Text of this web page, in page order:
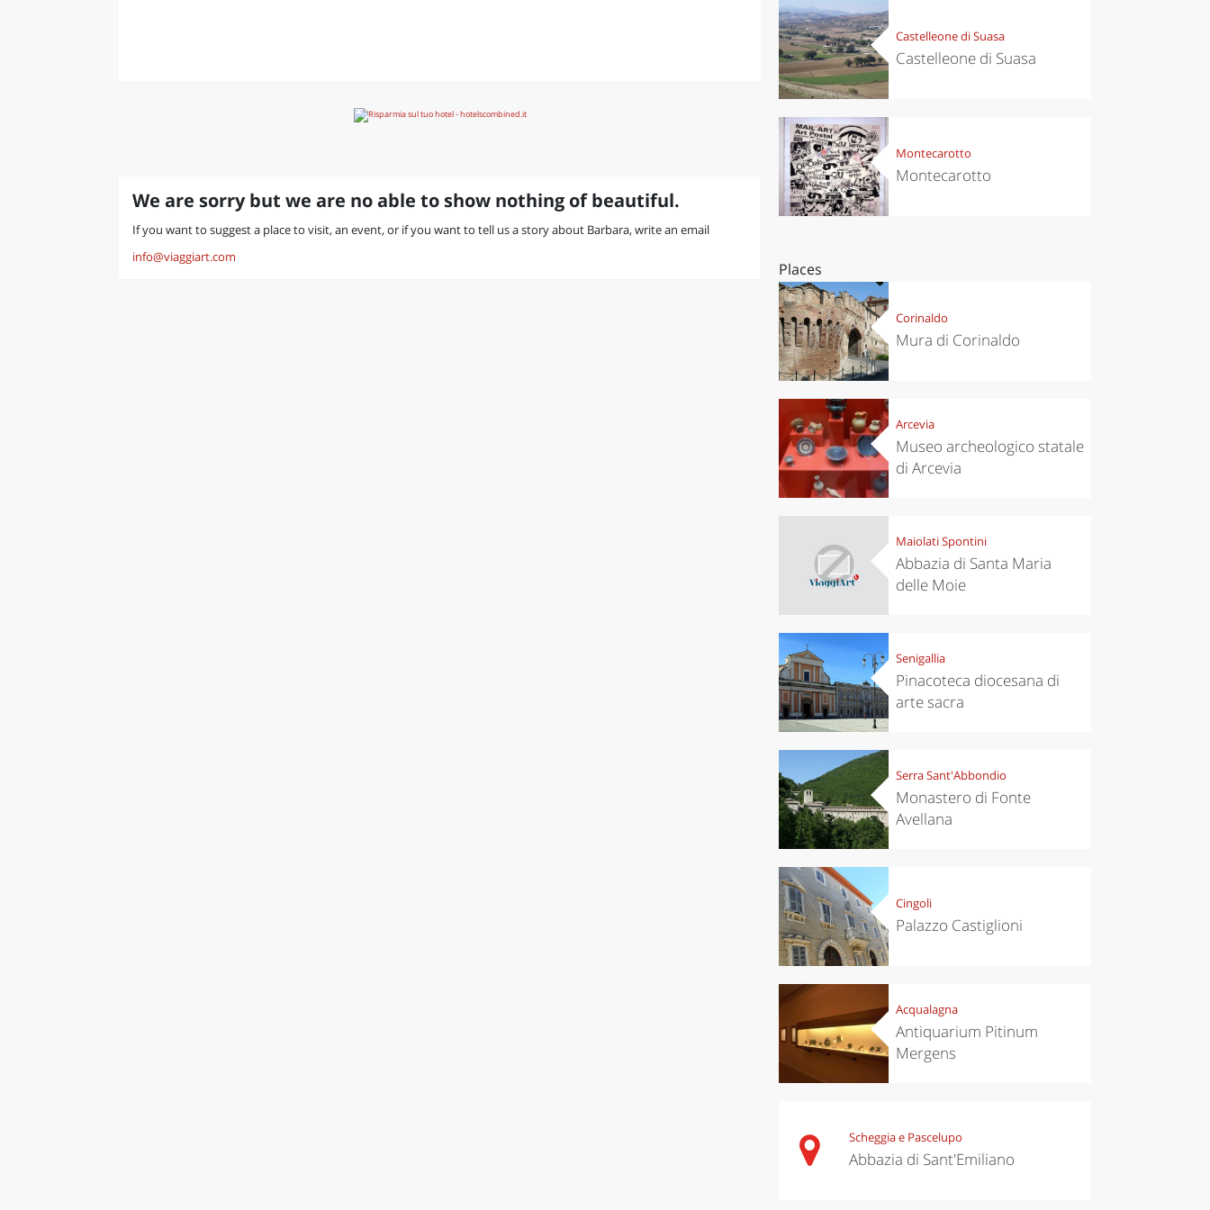
We are sorry but we are no able to show nothing of beautiful.
If you want to suggest a place to visit, an event, or if you want to tell us a story about Barbara, write an email
info@viaggiart.com
Castelleone di Suasa
Castelleone di Suasa
Montecarotto
Montecarotto
Places
Corinaldo
Mura di Corinaldo
Arcevia
Museo archeologico statale
di Arcevia
Maiolati Spontini
Abbazia di Santa Maria
delle Moie
Senigallia
Pinacoteca diocesana di
arte sacra
Serra Sant'Abbondio
Monastero di Fonte
Avellana
Cingoli
Palazzo Castiglioni
Acqualagna
Antiquarium Pitinum
Mergens
Scheggia e Pascelupo
Abbazia di Sant'Emiliano